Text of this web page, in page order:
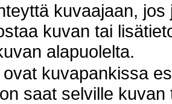
kuvaajaan,
kuvan tai
alapuolelta.
kuvapankissa
saat selville